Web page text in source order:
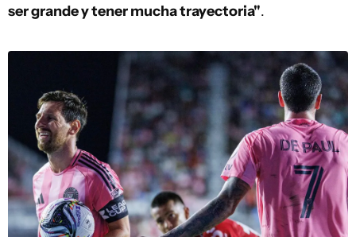
ser grande y tener mucha trayectoria".